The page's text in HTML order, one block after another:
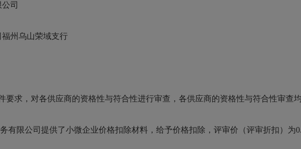
司
州乌山荣域支行
要求，对各供应商的资格性与符合性进行审查，各供应商的资格性与符合性审查均
有限公司提供了小微企业价格扣除材料，给予价格扣除，评审价（评审折扣） 为